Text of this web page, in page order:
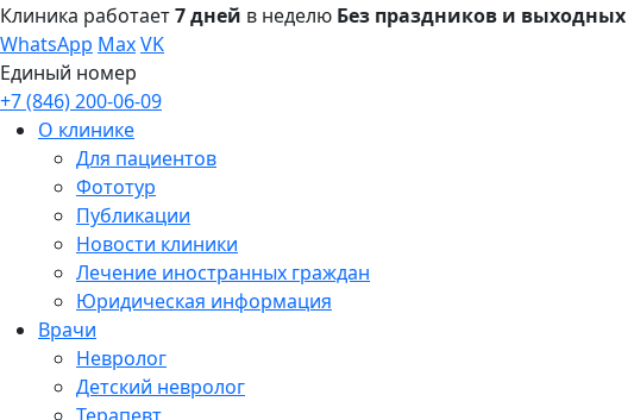
Клиника работает7 дней в неделю Без праздников и выходных
WhatsApp MaxVK
Единый номер
+7 (846) 200-06-09
О клинике
Для пациентов
Фототур
Публикации
Новости клиники
Лечение иностранных граждан
Юридическая информация
Врачи
Невролог
Детский невролог
Терапевт